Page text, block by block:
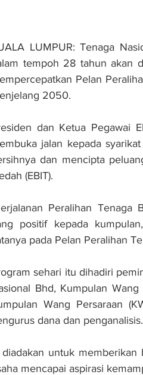
LUMPUR: Tenaga
tempoh 28 tahun akan
Pelan
2050.
dan Ketua Pegawai
jalan kepada
dan mencipta
(EBIT).
Peralihan Tenaga
positif kepada
pada Pelan Peralihan
sehari itu dihadiri
Bhd, Kumpulan
Wang Persaraan
dana dan penganalisis.
diadakan untuk
mencapai aspirasi